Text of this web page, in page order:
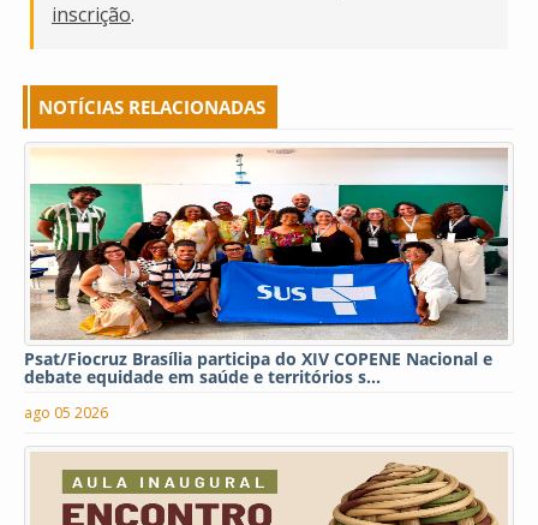
inscrição.
NOTÍCIAS RELACIONADAS
Psat/Fiocruz Brasília participa do XIV COPENE Nacional e
debate equidade em saúde e territórios s...
ago 05 2026